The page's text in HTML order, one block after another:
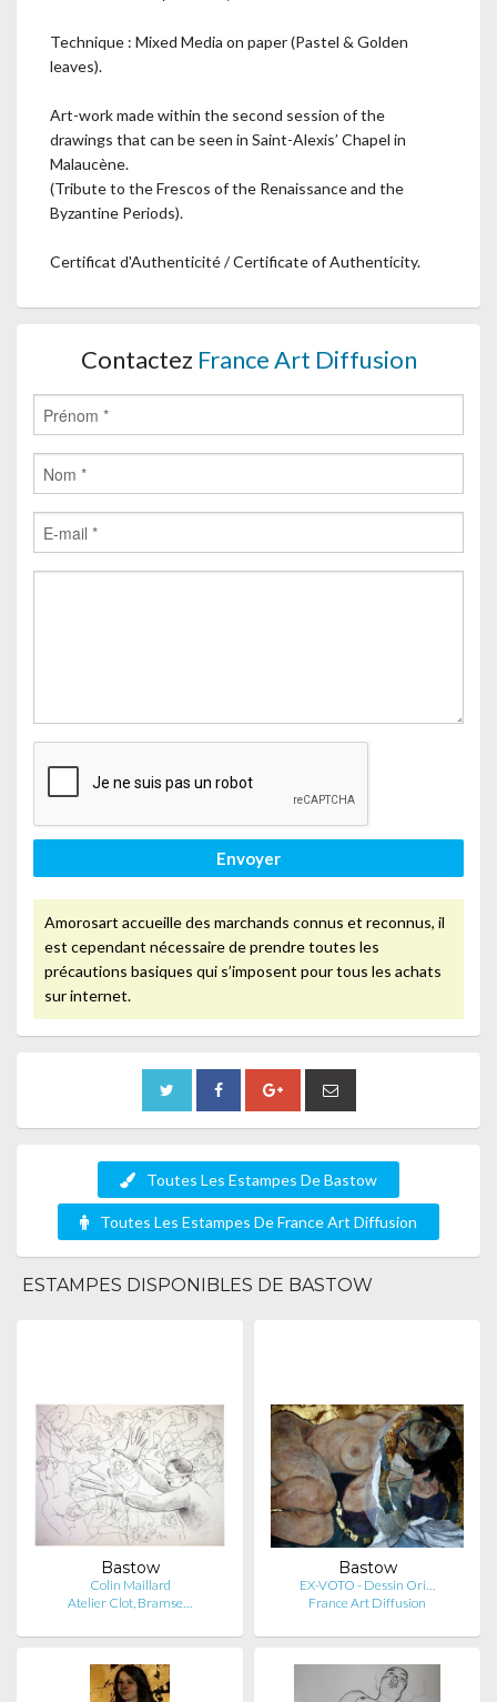
Technique : Mixed Media on paper (Pastel & Golden
leaves).
Art-work made within the second session of the
drawings that can be seen in Saint-Alexis’ Chapel in
Malaucène.
(Tribute to the Frescos of the Renaissance and the
Byzantine Periods).
Certificat d'Authenticité / Certificate of Authenticity.
Contactez France Art Diffusion
Envoyer
Amorosart accueille des marchands connus et reconnus, il
est cependant nécessaire de prendre toutes les
précautions basiques qui s’imposent pour tous les achats
sur internet.
Toutes Les Estampes De Bastow
Toutes Les Estampes De France Art Diffusion
ESTAMPES DISPONIBLES DE BASTOW
Bastow
Colin Maillard
Atelier Clot, Bramse…
Bastow
EX-VOTO - Dessin Ori…
France Art Diffusion